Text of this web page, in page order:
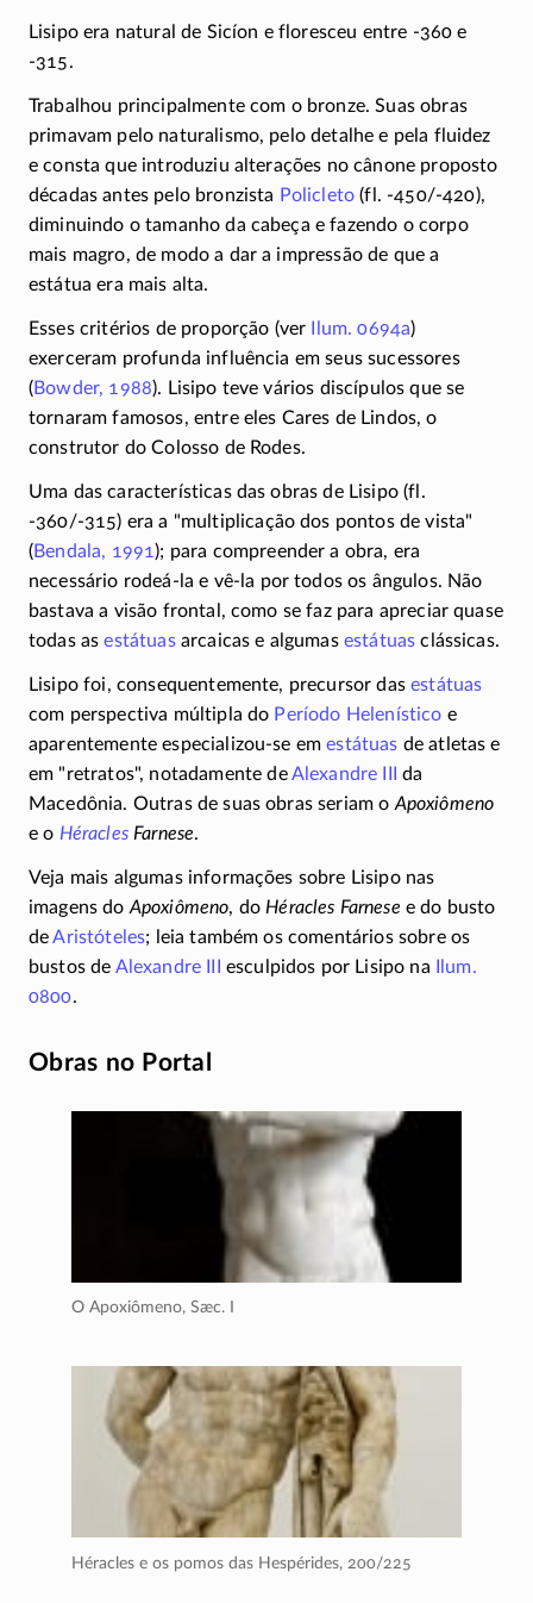
Lisipo era natural de Sicíon e floresceu entre -360 e
-315.
Trabalhou principalmente com o bronze. Suas obras
primavam pelo naturalismo, pelo detalhe e pela fluidez
e consta que introduziu alterações no cânone proposto
décadas antes pelo bronzista Policleto (fl. -450/-420),
diminuindo o tamanho da cabeça e fazendo o corpo
mais magro, de modo a dar a impressão de que a
estátua era mais alta.
Esses critérios de proporção (ver Ilum. 0694a)
exerceram profunda influência em seus sucessores
(Bowder, 1988). Lisipo teve vários discípulos que se
tornaram famosos, entre eles Cares de Lindos, o
construtor do Colosso de Rodes.
Uma das características das obras de Lisipo (fl.
-360/-315) era a
multiplicação dos pontos de vista
(Bendala, 1991 ); para compreender a obra, era
necessário rodeá-la e vê-la por todos os ângulos. Não
bastava a visão frontal, como se faz para apreciar quase
todas asestátuasarcaicas e algumas estátuas clássicas.
Lisipo foi, consequentemente, precursor dasestátuas
com perspectiva múltipla do Período Helenístico e
aparentementeespecializou-se emestátuas de atletas e
em
retratos , notadamente deAlexandre III
da
Macedônia. Outras de suas obras seriam o Apoxiômeno
e o HéraclesFarnese.
Veja mais algumas informações sobre Lisipo nas
imagens do Apoxiômeno, do Héracles Farnese e do busto
deAristóteles; leia também os comentários sobre os
bustos de Alexandre III esculpidos por Lisipo na
Ilum.
0800.
Obras no Portal
O Apoxiômeno, Sæc. I
Héracles e os pomos das Hespérides, 200/225